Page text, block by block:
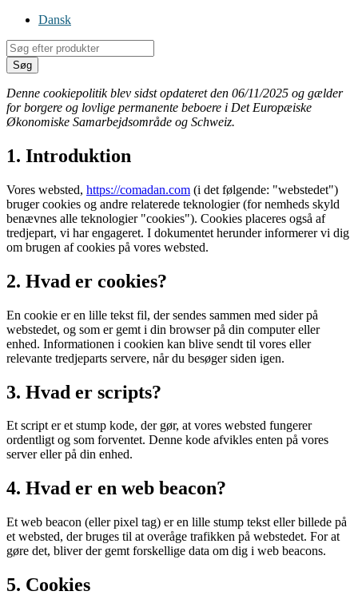
Dansk
Products
search
Søg
Denne cookiepolitik blev sidst opdateret den 06/11/2025 og gælder
for borgere og lovlige permanente beboere i Det Europæiske
Økonomiske Samarbejdsområde og Schweiz.
1. Introduktion
Vores websted, https://comadan.com (i det følgende: "webstedet")
bruger cookies og andre relaterede teknologier (for nemheds skyld
benævnes alle teknologier "cookies"). Cookies placeres også af
tredjepart, vi har engageret. I dokumentet herunder informerer vi dig
om brugen af ​​cookies på vores websted.
2. Hvad er cookies?
En cookie er en lille tekst fil, der sendes sammen med sider på
webstedet, og som er gemt i din browser på din computer eller
enhed. Informationen i cookien kan blive sendt til vores eller
relevante tredjeparts servere, når du besøger siden igen.
3. Hvad er scripts?
Et script er et stump kode, der gør, at vores websted fungerer
ordentligt og som forventet. Denne kode afvikles enten på vores
server eller på din enhed.
4. Hvad er en web beacon?
Et web beacon (eller pixel tag) er en lille stump tekst eller billede på
et websted, der bruges til at overåge trafikken på webstedet. For at
gøre det, bliver der gemt forskellige data om dig i web beacons.
5. Cookies